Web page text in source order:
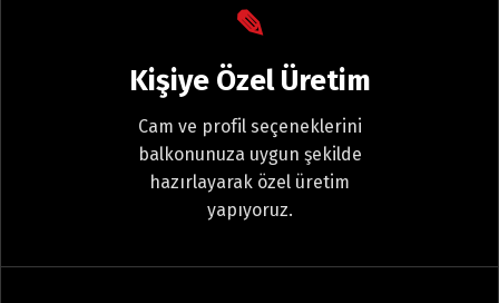
✎
Kişiye Özel Üretim
Cam ve profil seçeneklerini
balkonunuza uygun şekilde
hazırlayarak özel üretim
yapıyoruz.